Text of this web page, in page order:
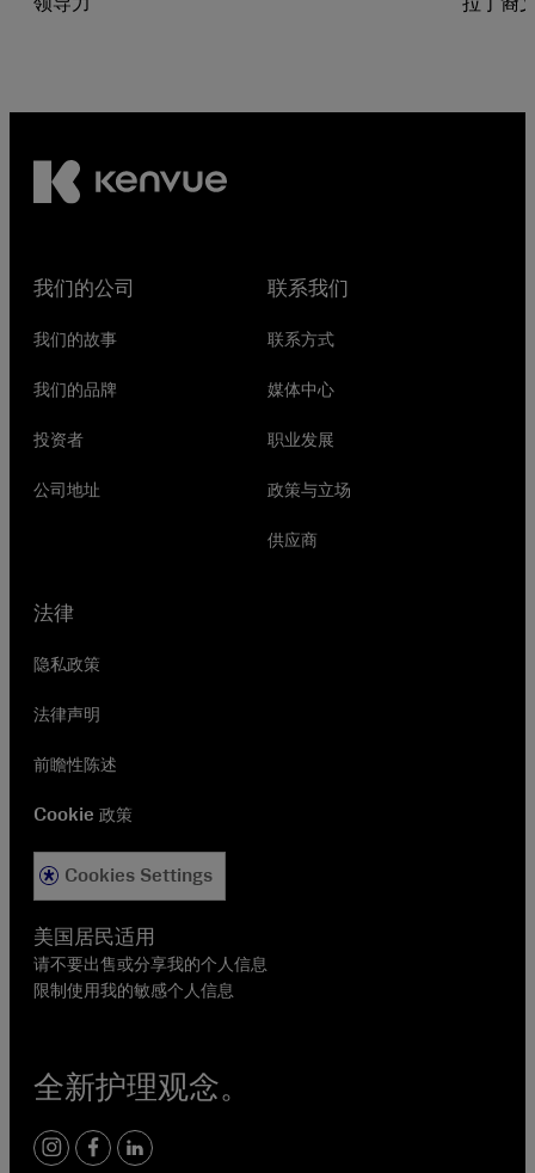
全新护理观念。
instagram
facebook
linkedin
我们的公司
我们的故事
我们的品牌
投资者
公司地址
联系我们
联系方式
媒体中心
职业发展
政策与立场
供应商
法律
隐私政策
法律声明
前瞻性陈述
Cookie 政策
Cookies Settings
美国居民适用
请不要出售或分享我的个人信息
限制使用我的敏感个人信息